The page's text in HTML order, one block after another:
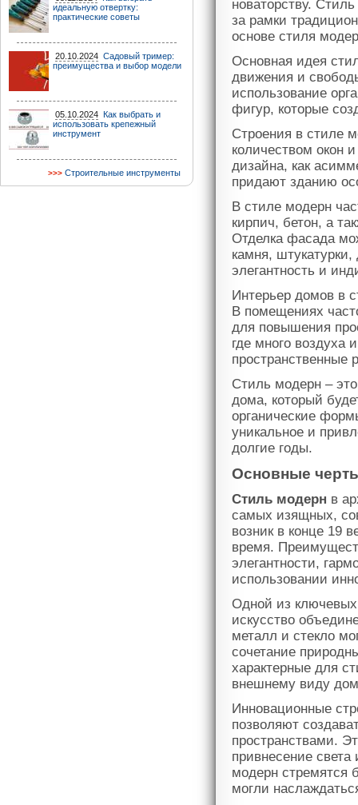
идеальную отвертку:
практические советы
20.10.2024 Садовый тример:
преимущества и выбор модели
05.10.2024 Как выбрать и
использовать крепежный
инструмент
Строительные инструменты
новаторству.
за рамки
основе стиля
Основная идея
движения и
использование
фигур, которые
Строения в стиле
количеством окон
дизайна, как
придают зданию
В стиле модерн
кирпич, бетон, а
Отделка фасада
камня,
элегантность и
Интерьер домов в
В помещениях
для повышения
где много воздуха
пространственные
Стиль модерн –
дома, который
органические
уникальное и
долгие годы.
Основные
Стиль модерн в
самых изящных,
возник в конце 19
время.
элегантности,
использовании
Одной из ключевых
искусство
металл и стекло
сочетание
характерные для
внешнему виду
Инновационные
позволяют
пространствами.
привнесение
модерн стремятся
могли